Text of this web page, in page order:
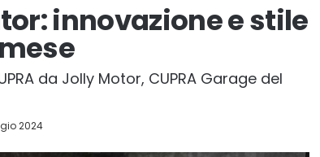
innovazione e stile
da Jolly Motor, CUPRA Garage del
2024